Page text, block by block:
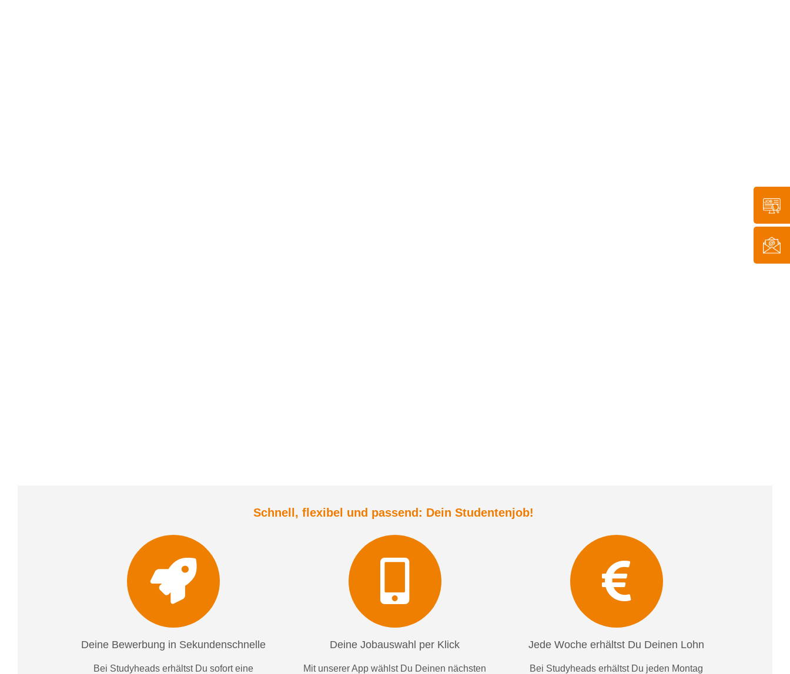
Schnell, flexibel und passend: Dein Studentenjob!
Deine Bewerbung in Sekundenschnelle
Bei Studyheads erhältst Du sofort eine
Deine Jobauswahl per Klick
Mit unserer App wählst Du Deinen nächsten
Jede Woche erhältst Du Deinen Lohn
Bei Studyheads erhältst Du jeden Montag